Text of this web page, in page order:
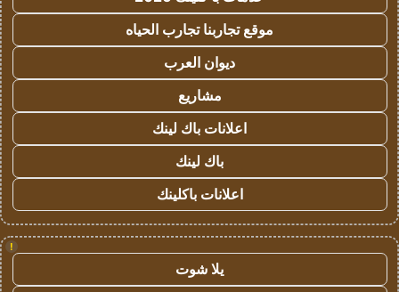
موقع تجاربنا تجارب الحياه
ديوان العرب
مشاريع
اعلانات باك لينك
باك لينك
اعلانات باكلينك
!
يلا شوت